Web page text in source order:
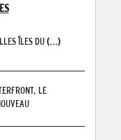
ÎLES DU(...)
LE